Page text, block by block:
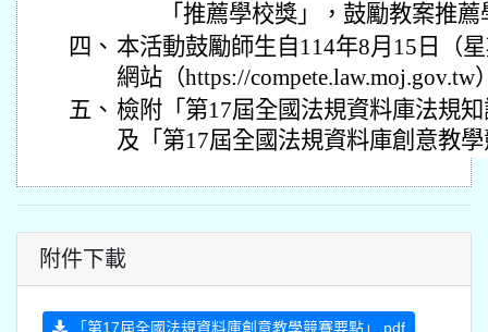
「推薦學校獎」，鼓勵教案推
四、 本活動鼓勵師生自114年8月15日（
網站（https://
五、 檢附「第17屆全國法規資料庫法規
及「第17屆全國法規資料庫創意教
附件下載
「第17屆全國法規資料庫創意教學競賽要點」.pdf